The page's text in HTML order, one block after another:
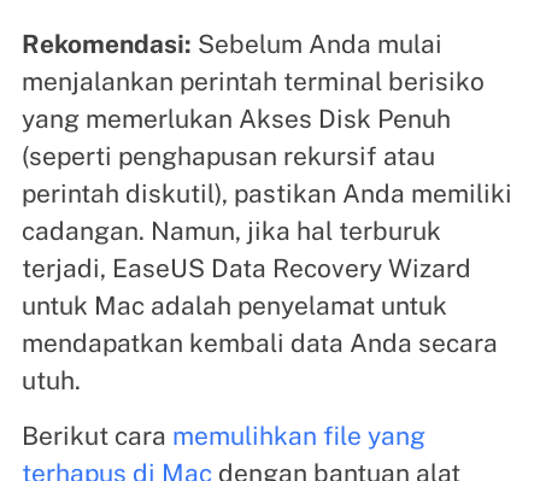
Rekomendasi: Sebelum Anda mulai
menjalankan perintah terminal berisiko
yang memerlukan Akses Disk Penuh
(seperti penghapusan rekursif atau
perintah diskutil), pastikan Anda memiliki
cadangan. Namun, jika hal terburuk
terjadi, EaseUS Data Recovery Wizard
untuk Mac adalah penyelamat untuk
mendapatkan kembali data Anda secara
utuh.
Berikut cara memulihkan file yang
terhapus di Macdengan bantuan alat